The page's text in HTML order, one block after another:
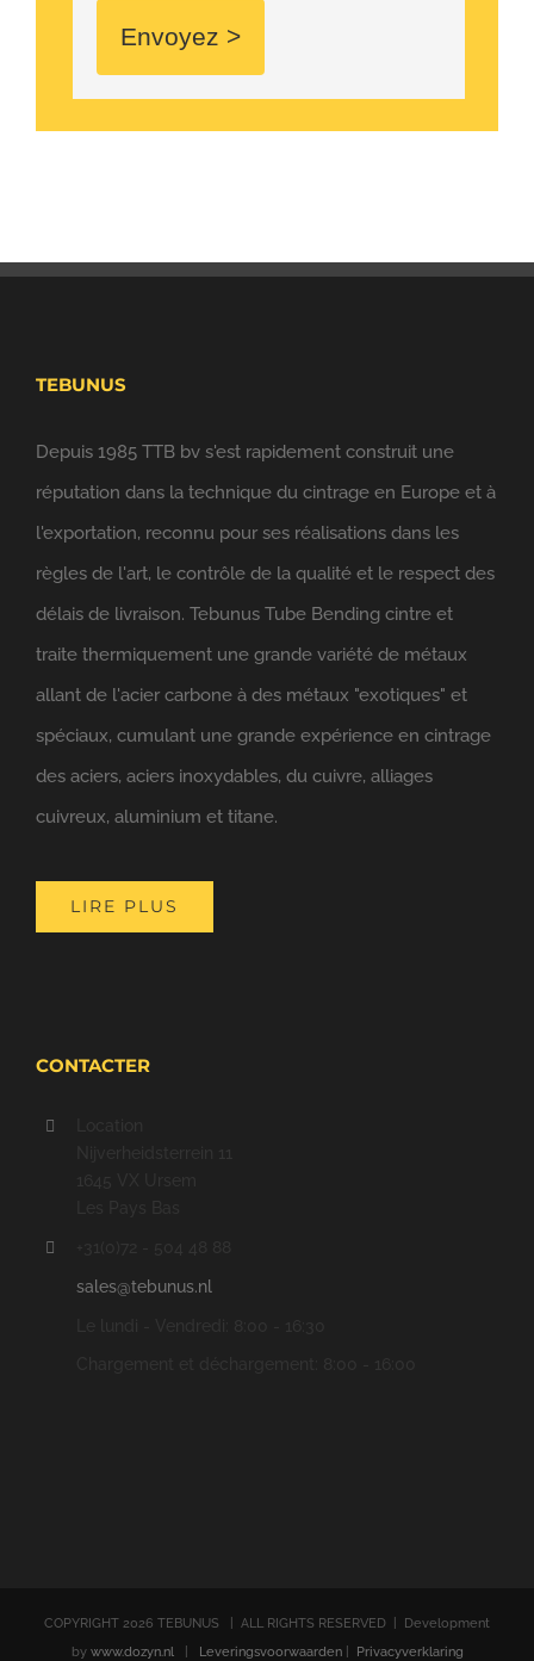
Envoyez >
TEBUNUS
Depuis 1985 TTB bv s'est rapidement construit une
réputation dans la technique du cintrage en Europe et à
l'exportation, reconnu pour ses réalisations dans les
règles de l'art, le contrôle de la qualité et le respect des
délais de livraison. Tebunus Tube Bending cintre et
traite thermiquement une grande variété de métaux
allant de l'acier carbone à des métaux "exotiques" et
spéciaux, cumulant une grande expérience en cintrage
des aciers, aciers inoxydables, du cuivre, alliages
cuivreux, aluminium et titane.
LIRE PLUS
CONTACTER
sales@tebunus.nl
COPYRIGHT 2026 TEBUNUS | ALL RIGHTS RESERVED | Development
by www.dozyn.nl| Leveringsvoorwaarden| Privacyverklaring